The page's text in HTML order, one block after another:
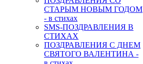
СТАРЫМ НОВЫМ ГОДОМ
- в стихах
SMS-ПОЗДРАВЛЕНИЯ В
СТИХАХ
ПОЗДРАВЛЕНИЯ С ДНЕМ
СВЯТОГО ВАЛЕНТИНА -